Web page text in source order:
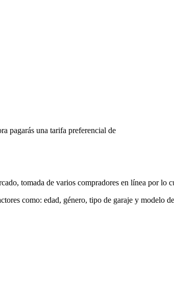
pagarás una tarifa preferencial de
tomada de varios compradores en línea por lo
como: edad, género, tipo de garaje y modelo